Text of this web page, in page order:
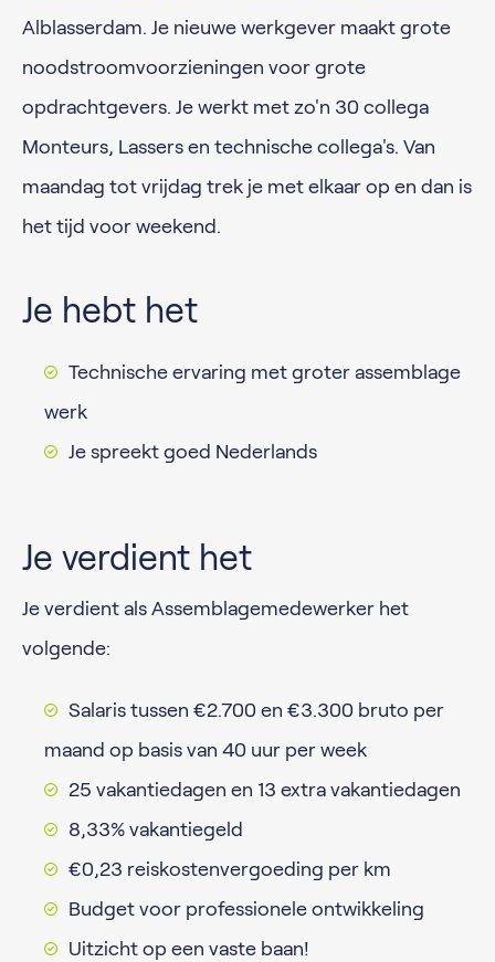
Alblasserdam. Je nieuwe werkgever maakt grote
noodstroomvoorzieningen voor grote
opdrachtgevers. Je werkt met zo'n 30 collega
Monteurs, Lassers en technische collega's. Van
maandag tot vrijdag trek je met elkaar op en dan is
het tijd voor weekend.
Je hebt het
Technische ervaring met groter assemblage
werk
Je spreekt goed Nederlands
Je verdient het
Je verdient als Assemblagemedewerker het
volgende:
Salaris tussen €2.700 en €3.300 bruto per
maand op basis van 40 uur per week
25 vakantiedagen en 13 extra vakantiedagen
8,33% vakantiegeld
€0,23 reiskostenvergoeding per km
Budget voor professionele ontwikkeling
Uitzicht op een vaste baan!